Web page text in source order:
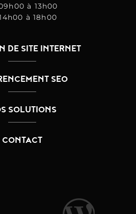
à 13h00
à 18h00
DE SITE INTERNET
SEO
SOLUTIONS
CONTACT